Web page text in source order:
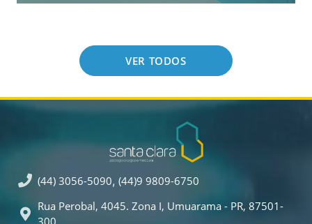
VER TODOS
(44) 3056-5090, (44)9 9809-6750
Rua Perobal, 4045. Zona I, Umuarama - PR, 87501-